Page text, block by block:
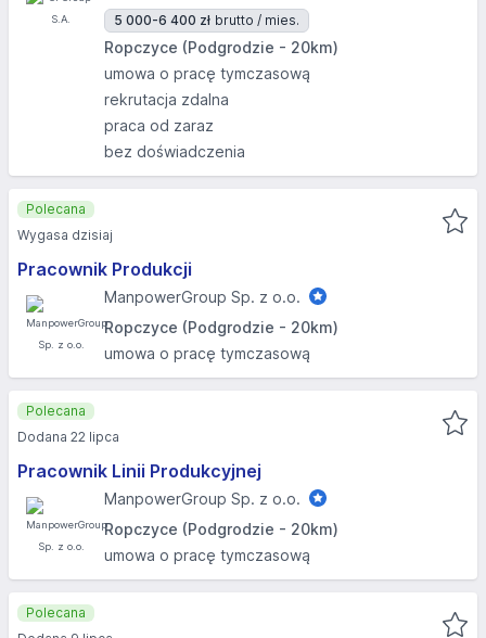
5 000-6 400 zł brutto / mies.
Ropczyce (Podgrodzie - 20km)
umowa o pracę tymczasową
rekrutacja zdalna
praca od zaraz
bez doświadczenia
Pracownik Produkcji
ManpowerGroup Sp. z o.o.
Ropczyce (Podgrodzie - 20km)
umowa o pracę tymczasową
Polecana
Wygasa dzisiaj
Pracownik Linii Produkcyjnej
ManpowerGroup Sp. z o.o.
Ropczyce (Podgrodzie - 20km)
umowa o pracę tymczasową
Polecana
Dodana 22 lipca
Polecana